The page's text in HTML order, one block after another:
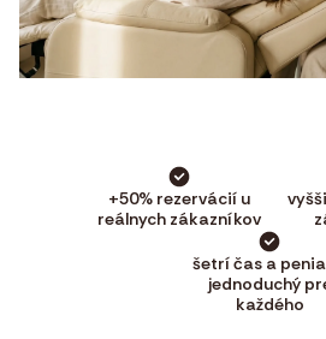
+50% rezervácií u
reálnych zákazníkov
šetrí čas a
jednoduchý
každého